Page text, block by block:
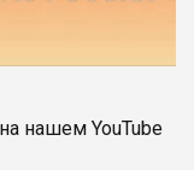
нашем YouTube